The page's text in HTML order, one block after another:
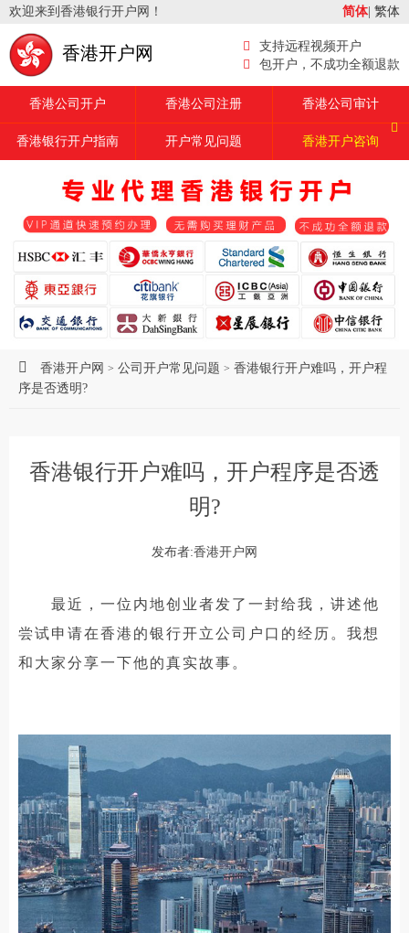
欢迎来到香港银行开户网！ 简体| 繁体
香港开户网
支持远程视频开户
包开户，不成功全额退款
香港公司开户 香港公司注册 香港公司审计
香港银行开户指南 开户常见问题 香港开户咨询
香港开户网 > 公司开户常见问题 > 香港银行开户难吗，开户程
序是否透明?
香港银行开户难吗，开户程序是否透
明?
发布者:香港开户网
最近，一位内地创业者发了一封给我，讲述他
尝试申请在香港的银行开立公司户口的经历。我想
和大家分享一下他的真实故事。